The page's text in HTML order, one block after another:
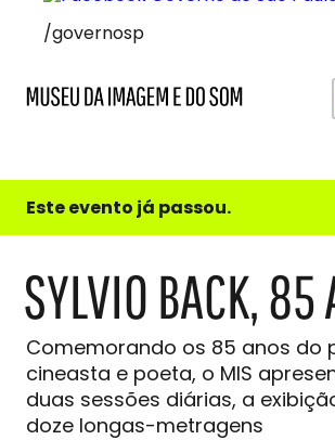
/governosp
e
do
Este evento já passou.
SYLVIO BACK, 85
Comemorando os 85 anos do
cineasta e poeta, o MIS
duas sessões diárias, a
doze longas-metragens